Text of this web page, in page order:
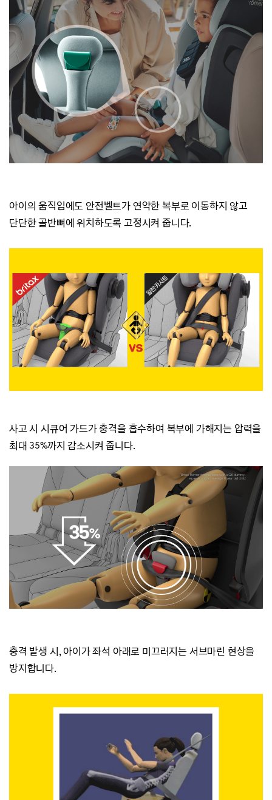
아이의 움직임에도 안전벨트가 연약한복부로 이동하지 않고
단단한 골반뼈에 위치하도록 고정시켜 줍니다.
사고 시 시큐어 가드가 충격을 흡수하여 복부에 가해지는 압력을
최대 35%까지 감소시켜 줍니다.
충격 발생 시, 아이가 좌석 아래로 미끄러지는 서브마린 현상을
방지합니다.